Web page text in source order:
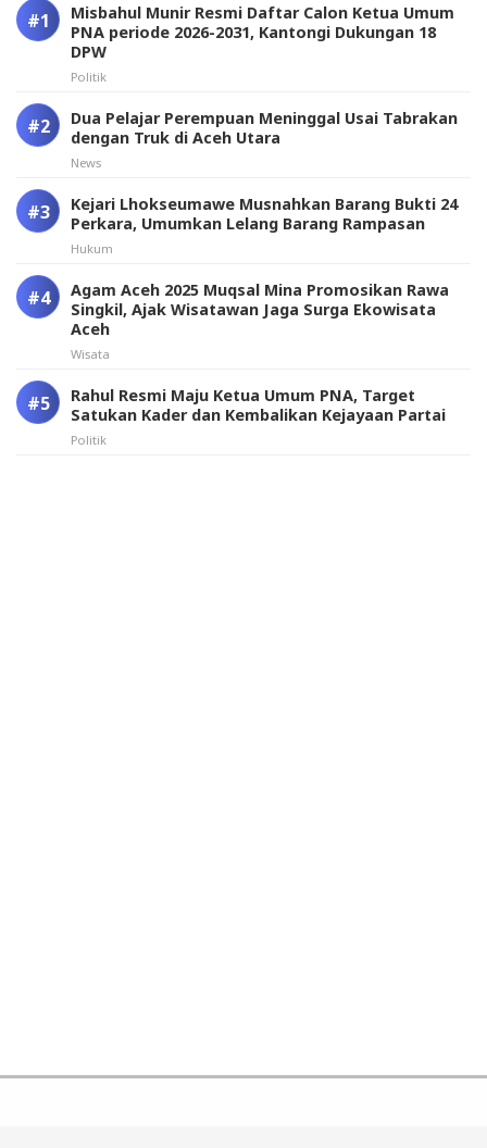
Misbahul Munir Resmi Daftar Calon Ketua Umum
PNA periode 2026-2031, Kantongi Dukungan 18
DPW
Politik
Dua Pelajar Perempuan Meninggal Usai Tabrakan
dengan Truk di Aceh Utara
News
Kejari Lhokseumawe Musnahkan Barang Bukti 24
Perkara, Umumkan Lelang Barang Rampasan
Hukum
Agam Aceh 2025 Muqsal Mina Promosikan Rawa
Singkil, Ajak Wisatawan Jaga Surga Ekowisata
Aceh
Wisata
Rahul Resmi Maju Ketua Umum PNA, Target
Satukan Kader dan Kembalikan Kejayaan Partai
Politik